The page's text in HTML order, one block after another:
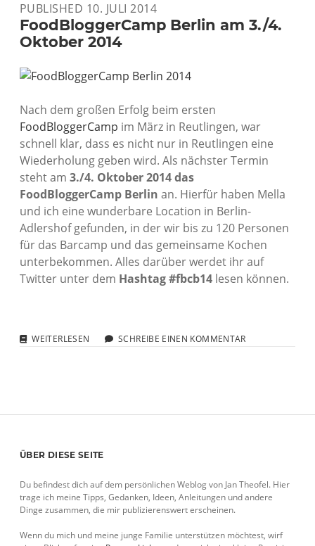
NOCH
ANBIETE
–
UND
NICHT
MEHR!
PUBLISHED 10. JULI 2014
FoodBloggerCamp Berlin am 3./4.
Oktober 2014
Nach dem großen Erfolg beim ersten
FoodBloggerCamp im März in Reutlingen, war
schnell klar, dass es nicht nur in Reutlingen eine
Wiederholung geben wird. Als nächster Termin
steht am 3./4. Oktober 2014 das
FoodBloggerCamp Berlin an. Hierfür haben Mella
und ich eine wunderbare Location in Berlin-
Adlershof gefunden, in der wir bis zu 120 Personen
für das Barcamp und das gemeinsame Kochen
unterbekommen. Alles darüber werdet ihr auf
Twitter unter dem Hashtag #fbcb14 lesen können.
WEITERLESEN FOODBLOGGERCAMP
SCHREIBE EINEN KOMMENTAR
Sidebar
ÜBER DIESE SEITE
Du befindest dich auf dem persönlichen Weblog von Jan Theofel. Hier
trage ich meine Tipps, Gedanken, Ideen, Anleitungen und andere
Dinge zusammen, die mir publizierenswert erscheinen.
Wenn du mich und meine junge Familie unterstützen möchtest, wirf